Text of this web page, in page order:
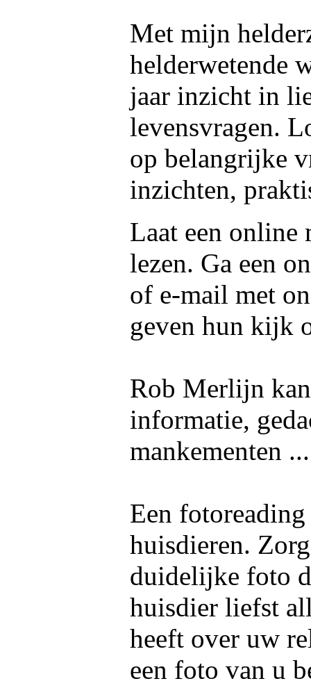
Met mijn
helderwetende
jaar inzicht in
levensvragen.
op belangrijke
inzichten,
Laat een online
lezen. Ga een
of e-mail met
geven hun kijk
Rob Merlijn
informatie,
mankementen
Een
huisdieren.
duidelijke foto
huisdier liefst
heeft over uw
een foto van u